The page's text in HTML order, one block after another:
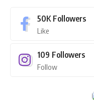
50K Followers
Like
109 Followers
Follow